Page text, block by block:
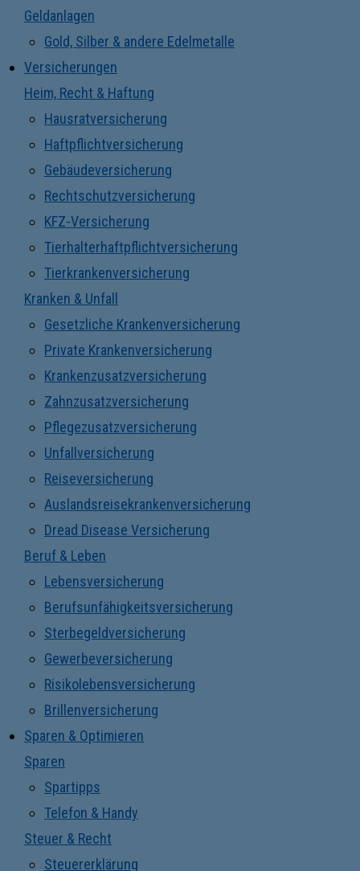
Geldanlagen
Gold, Silber & andere Edelmetalle
Versicherungen
Heim, Recht & Haftung
Hausratversicherung
Haftpflichtversicherung
Gebäudeversicherung
Rechtschutzversicherung
KFZ-Versicherung
Tierhalterhaftpflichtversicherung
Tierkrankenversicherung
Kranken & Unfall
Gesetzliche Krankenversicherung
Private Krankenversicherung
Krankenzusatzversicherung
Zahnzusatzversicherung
Pflegezusatzversicherung
Unfallversicherung
Reiseversicherung
Auslandsreisekrankenversicherung
Dread Disease Versicherung
Beruf & Leben
Lebensversicherung
Berufsunfähigkeitsversicherung
Sterbegeldversicherung
Gewerbeversicherung
Risikolebensversicherung
Brillenversicherung
Sparen & Optimieren
Sparen
Spartipps
Telefon & Handy
Steuer & Recht
Steuererklärung